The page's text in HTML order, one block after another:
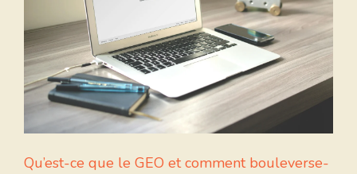
Qu’est-ce que le GEO et comment bouleverse-